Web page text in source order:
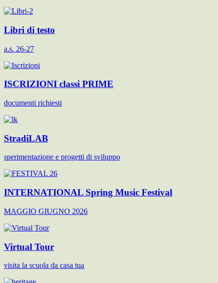
Libri di testo
a.s. 26-27
ISCRIZIONI classi PRIME
documenti richiesti
StradiLAB
sperimentazione e progetti di sviluppo
INTERNATIONAL Spring Music Festival
MAGGIO GIUGNO 2026
Virtual Tour
visita la scuola da casa tua